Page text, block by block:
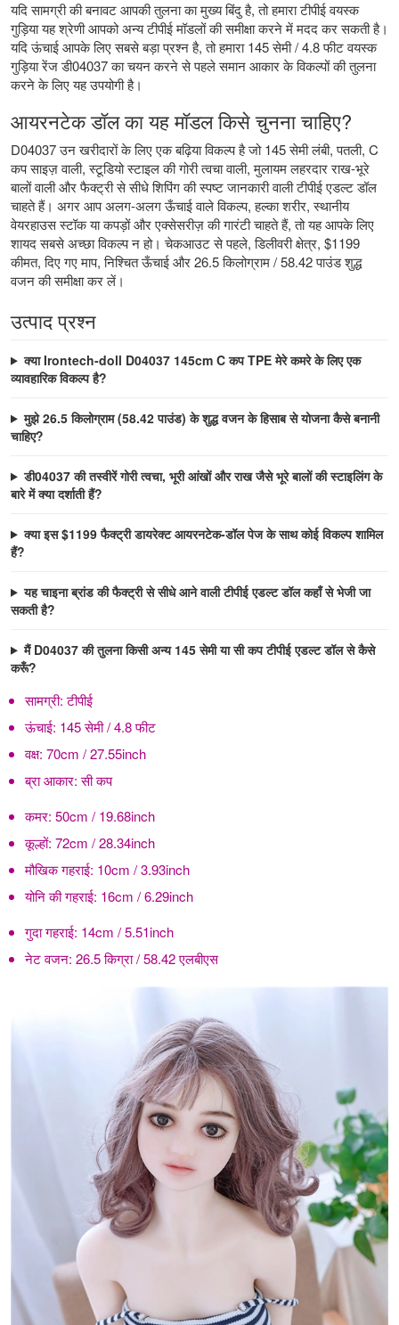
यदि सामग्री की बनावट आपकी तुलना का मुख्य बिंदु है, तो हमाराटीपीई वयस्क
गुड़ियायह श्रेणी आपको अन्य टीपीई मॉडलों की समीक्षा करने में मदद कर सकती है।
यदि ऊंचाई आपके लिए सबसे बड़ा प्रश्न है, तो हमारा145 सेमी / 4.8 फीट वयस्क
गुड़िया रेंजडी04037 का चयन करने से पहले समान आकार के विकल्पों की तुलना
करने के लिए यह उपयोगी है।
आयरनटेक डॉल का यह मॉडल किसे चुनना चाहिए?
D04037 उन खरीदारों के लिए एक बढ़िया विकल्प है जो 145 सेमी लंबी, पतली, C
कप साइज़ वाली, स्टूडियो स्टाइल की गोरी त्वचा वाली, मुलायम लहरदार राख-भूरे
बालों वाली और फैक्ट्री से सीधे शिपिंग की स्पष्ट जानकारी वाली टीपीई एडल्ट डॉल
चाहते हैं। अगर आप अलग-अलग ऊँचाई वाले विकल्प, हल्का शरीर, स्थानीय
वेयरहाउस स्टॉक या कपड़ों और एक्सेसरीज़ की गारंटी चाहते हैं, तो यह आपके लिए
शायद सबसे अच्छा विकल्प न हो। चेकआउट से पहले, डिलीवरी क्षेत्र, $1199
कीमत, दिए गए माप, निश्चित ऊँचाई और 26.5 किलोग्राम / 58.42 पाउंड शुद्ध
वजन की समीक्षा कर लें।
उत्पाद प्रश्न
क्या Irontech-doll D04037 145cm C कप TPE मेरे कमरे के लिए एक
व्यावहारिक विकल्प है?
मुझे 26.5 किलोग्राम (58.42 पाउंड) के शुद्ध वजन के हिसाब से योजना कैसे बनानी
चाहिए?
डी04037 की तस्वीरें गोरी त्वचा, भूरी आंखों और राख जैसे भूरे बालों की स्टाइलिंग के
बारे में क्या दर्शाती हैं?
क्या इस $1199 फैक्ट्री डायरेक्ट आयरनटेक-डॉल पेज के साथ कोई विकल्प शामिल
हैं?
यह चाइना ब्रांड की फैक्ट्री से सीधे आने वाली टीपीई एडल्ट डॉल कहाँ से भेजी जा
सकती है?
मैं D04037 की तुलना किसी अन्य 145 सेमी या सी कप टीपीई एडल्ट डॉल से कैसे
करूँ?
सामग्री:टीपीई
ऊंचाई: 145 सेमी / 4.8 फीट
वक्ष: 70cm / 27.55inch
ब्रा आकार:सी कप
कमर: 50cm / 19.68inch
कूल्हों: 72cm / 28.34inch
मौखिक गहराई: 10cm / 3.93inch
योनि की गहराई: 16cm / 6.29inch
गुदा गहराई: 14cm / 5.51inch
नेट वजन: 26.5 किग्रा / 58.42 एलबीएस